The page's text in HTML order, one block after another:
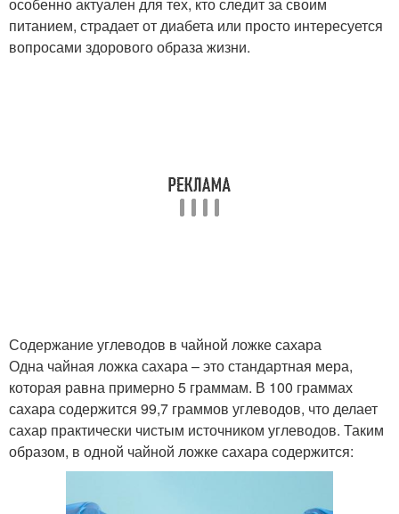
питанием, страдает от диабета или просто интересуется
вопросами здорового образа жизни.
Содержание углеводов в чайной ложке сахара
Одна чайная ложка сахара – это стандартная мера,
которая равна примерно 5 граммам. В 100 граммах
сахара содержится 99,7 граммов углеводов, что делает
сахар практически чистым источником углеводов. Таким
образом, в одной чайной ложке сахара содержится: